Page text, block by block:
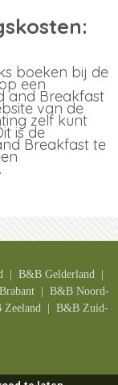
boeken bij de
een
and Breakfast
van de
zelf kunt
is de
Breakfast te
| B&B Gelderland |
| B&B Noord-
Zeeland | B&B Zuid-